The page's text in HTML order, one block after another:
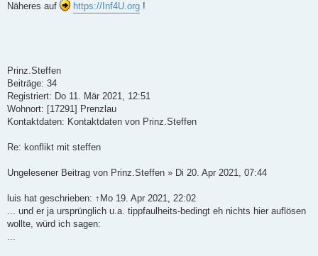
Näheres auf
https://Inf4U.org !
Prinz.Steffen
Beiträge: 34
Registriert: Do 11. Mär 2021, 12:51
Wohnort: [17291] Prenzlau
Kontaktdaten: Kontaktdaten von Prinz.Steffen
Re: konflikt mit steffen
Ungelesener Beitrag von Prinz.Steffen » Di 20. Apr 2021, 07:44
luis hat geschrieben: ↑Mo 19. Apr 2021, 22:02
... und er ja ursprünglich u.a. tippfaulheits-bedingt eh nichts hier auflösen
wollte, würd ich sagen:
...